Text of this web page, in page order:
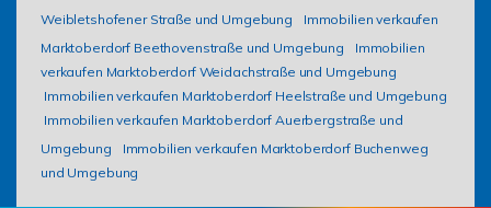
Weibletshofener Straße und Umgebung
Immobilien verkaufen
Marktoberdorf Beethovenstraße und Umgebung
Immobilien
verkaufen Marktoberdorf Weidachstraße und Umgebung
Immobilien verkaufen Marktoberdorf Heelstraße und Umgebung
Immobilien verkaufen Marktoberdorf Auerbergstraße und
Umgebung
Immobilien verkaufen Marktoberdorf Buchenweg
und Umgebung